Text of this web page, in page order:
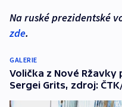
Na ruské prezidentské
zde.
GALERIE
Volička z Nové
Sergei Grits, zdroj: